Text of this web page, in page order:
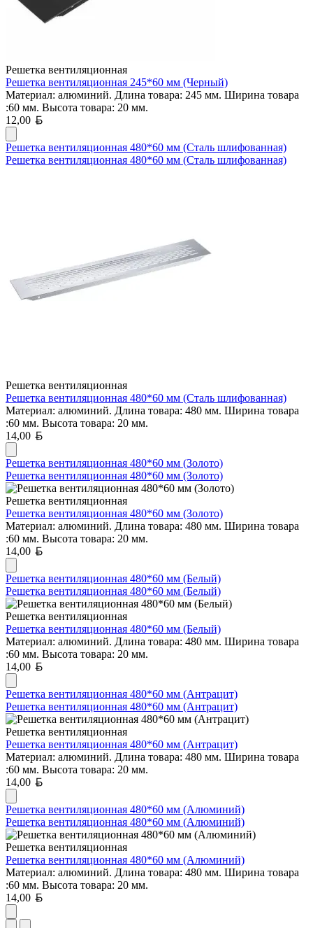
Решетка вентиляционная
Решетка вентиляционная 245*60 мм (Черный)
Материал: алюминий. Длина товара: 245 мм. Ширина товара
:60 мм. Высота товара: 20 мм.
12,00
Решетка вентиляционная 480*60 мм (Сталь шлифованная)
Решетка вентиляционная 480*60 мм (Сталь шлифованная)
Решетка вентиляционная
Решетка вентиляционная 480*60 мм (Сталь шлифованная)
Материал: алюминий. Длина товара: 480 мм. Ширина товара
:60 мм. Высота товара: 20 мм.
14,00
Решетка вентиляционная 480*60 мм (Золото)
Решетка вентиляционная 480*60 мм (Золото)
Решетка вентиляционная
Решетка вентиляционная 480*60 мм (Золото)
Материал: алюминий. Длина товара: 480 мм. Ширина товара
:60 мм. Высота товара: 20 мм.
14,00
Решетка вентиляционная 480*60 мм (Белый)
Решетка вентиляционная 480*60 мм (Белый)
Решетка вентиляционная
Решетка вентиляционная 480*60 мм (Белый)
Материал: алюминий. Длина товара: 480 мм. Ширина товара
:60 мм. Высота товара: 20 мм.
14,00
Решетка вентиляционная 480*60 мм (Антрацит)
Решетка вентиляционная 480*60 мм (Антрацит)
Решетка вентиляционная
Решетка вентиляционная 480*60 мм (Антрацит)
Материал: алюминий. Длина товара: 480 мм. Ширина товара
:60 мм. Высота товара: 20 мм.
14,00
Решетка вентиляционная 480*60 мм (Алюминий)
Решетка вентиляционная 480*60 мм (Алюминий)
Решетка вентиляционная
Решетка вентиляционная 480*60 мм (Алюминий)
Материал: алюминий. Длина товара: 480 мм. Ширина товара
:60 мм. Высота товара: 20 мм.
14,00